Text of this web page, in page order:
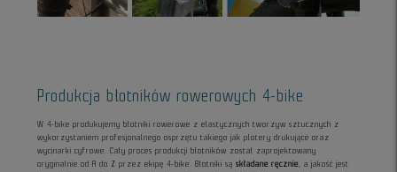
Produkcja błotników rowerowych 4-bike
W 4-bike produkujemy błotniki rowerowe z elastycznych tworzyw sztucznych z
wykorzystaniem profesjonalnego osprzętu takiego jak plotery drukujące oraz
wycinarki cyfrowe. Cały proces produkcji błotników został zaprojektowany
oryginalnie od A do Z przez ekipę 4-bike. Błotniki sąskładane ręcznie, a jakość jest